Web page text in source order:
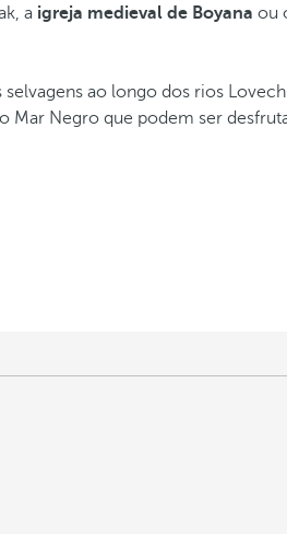
a igreja medieval de Boyana ou
ao longo dos rios
Mar Negro que podem ser